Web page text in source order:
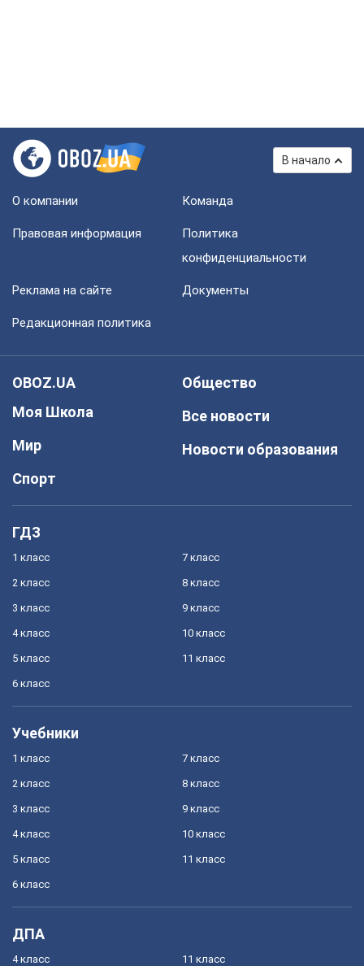
В начало
О компании Команда
Правовая информация
Политика
конфиденциальности
Реклама на сайте Документы
Редакционная политика
OBOZ.UA
Моя Школа
Мир
Спорт
Общество
Все новости
Новости образования
ГДЗ
1 класс
2 класс
3 класс
4 класс
5 класс
6 класс
7 класс
8 класс
9 класс
10 класс
11 класс
Учебники
1 класс
2 класс
3 класс
4 класс
5 класс
6 класс
7 класс
8 класс
9 класс
10 класс
11 класс
ДПА
4 класс 11 класс